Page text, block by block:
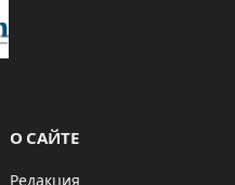
О САЙТЕ
Редакция